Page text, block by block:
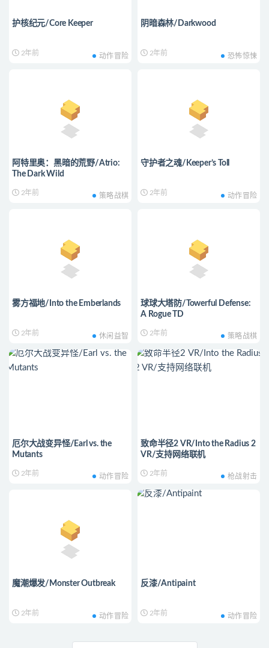
护核纪元/Core Keeper
2年前 动作冒险
阴暗森林/Darkwood
2年前 恐怖惊悚
阿特里奥：黑暗的荒野/Atrio:
The Dark Wild
2年前 策略战棋
守护者之魂/Keeper’s Toll
2年前 动作冒险
雾方福地/Into the Emberlands
2年前 休闲益智
球球大塔防/Towerful Defense:
A Rogue TD
2年前 策略战棋
厄尔大战变异怪/Earl vs. the
Mutants
2年前 动作冒险
致命半径2 VR/Into the Radius 2
VR/支持网络联机
2年前 枪战射击
魔潮爆发/Monster Outbreak
2年前 动作冒险
反漆/Antipaint
2年前 动作冒险